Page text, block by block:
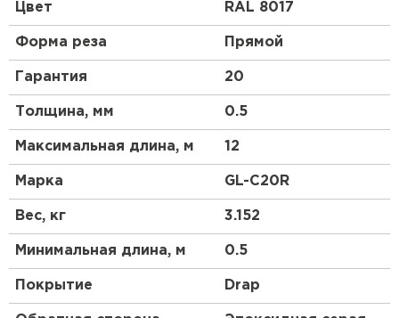
материал для частного коттеджного
Цвет RAL 8017
Форма реза Прямой
Гарантия 20
Толщина, мм 0.5
Максимальная длина, м 12
Марка GL-С20R
Вес, кг 3.152
Минимальная длина, м 0.5
Покрытие Drap